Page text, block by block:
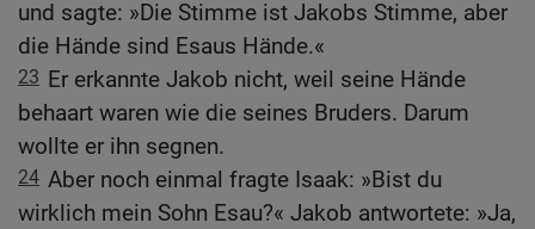
und sagte: »Die Stimme ist Jakobs Stimme, aber
die Hände sind Esaus Hände.«
23 Er erkannte Jakob nicht, weil seine Hände
behaart waren wie die seines Bruders. Darum
wollte er ihn segnen.
24 Aber noch einmal fragte Isaak: »Bist du
wirklich mein Sohn Esau?« Jakob antwortete: »Ja,